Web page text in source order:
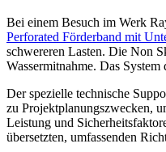
Bei einem Besuch im Werk
Perforated Förderband mit
schwereren Lasten. Die Non
Wassermitnahme. Das System
Der spezielle technische
zu Projektplanungszwecken,
Leistung und
übersetzten, umfassenden